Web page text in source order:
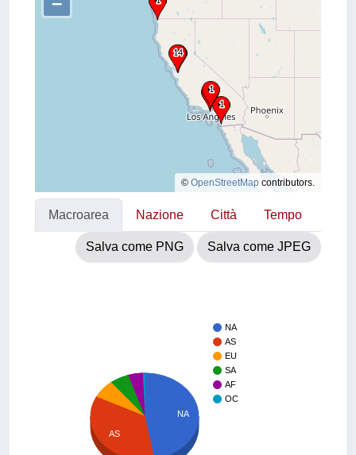
© OpenStreetMap contributors.
Macroarea Nazione Città Tempo
Salva come PNG Salva come JPEG
NA
AS
EU
SA
AF
OC
NA
AS